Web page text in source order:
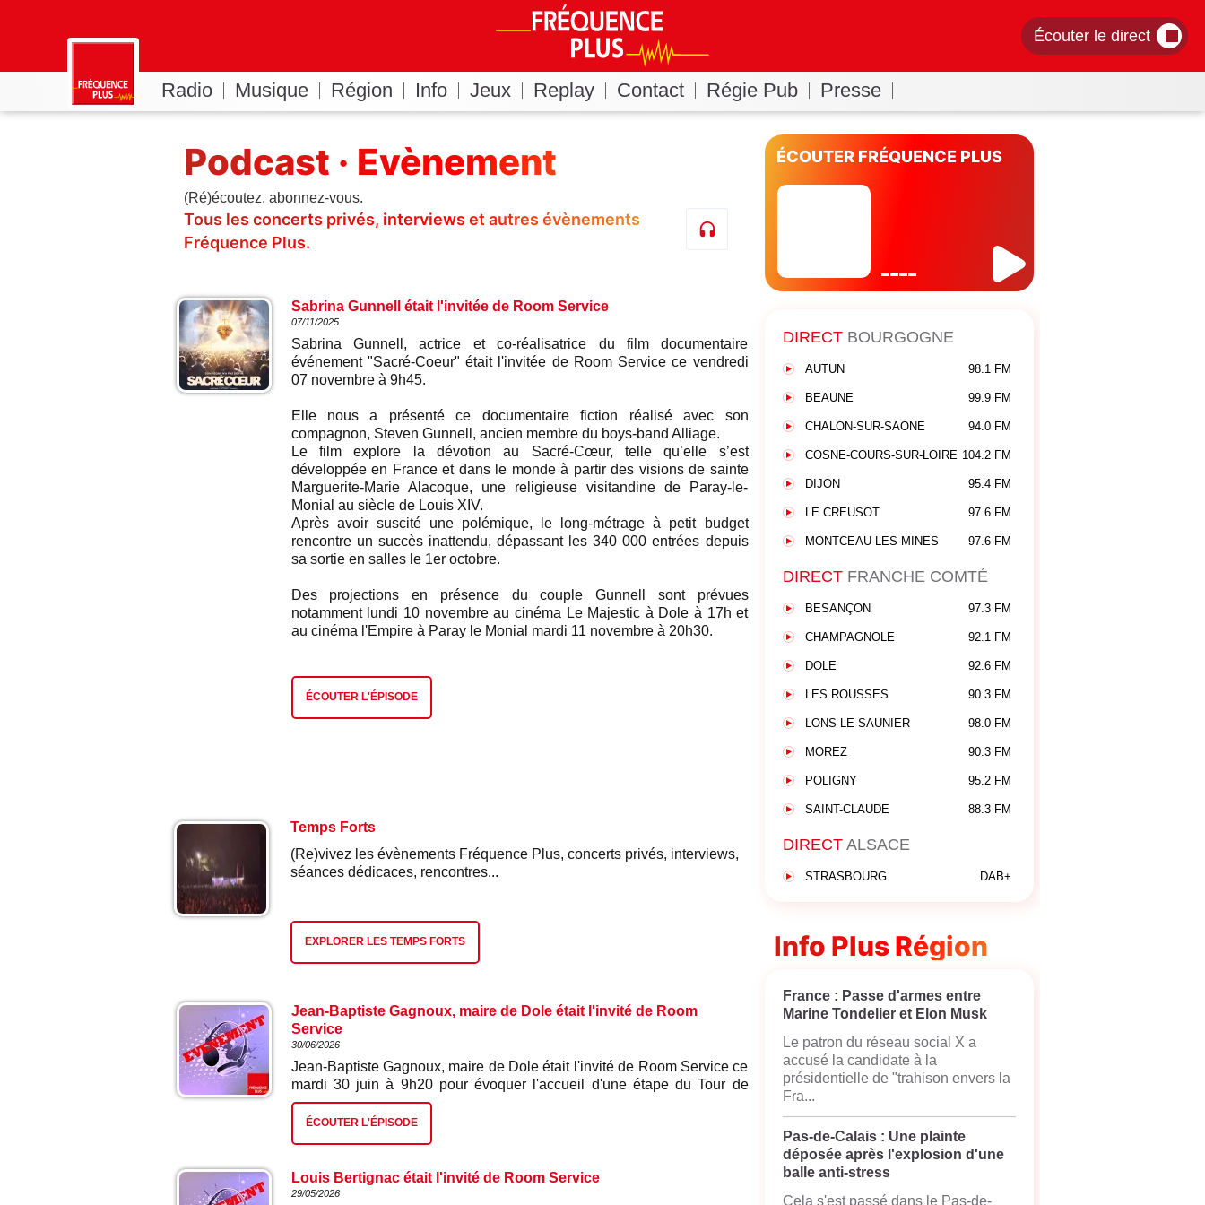
Écouter le direct
Radio Musique Région Info Jeux Replay Contact Régie Pub Presse
Podcast · Evènement
(Ré)écoutez, abonnez-vous.
Tous les concerts privés, interviews et autres évènements
Fréquence Plus.
Sabrina Gunnell était l'invitée de Room Service
07/11/2025
Sabrina Gunnell, actrice et co-réalisatrice du film documentaire
événement "Sacré-Coeur" était l'invitée de Room Service ce vendredi
07 novembre à 9h45.
Elle nous a présenté ce documentaire fiction réalisé avec son
compagnon, Steven Gunnell, ancien membre du boys-band Alliage.
Le film explore la dévotion au Sacré-Cœur, telle qu’elle s’est
développée en France et dans le monde à partir des visions de sainte
Marguerite-Marie Alacoque, une religieuse visitandine de Paray-le-
Monial au siècle de Louis XIV.
Après avoir suscité une polémique, le long-métrage à petit budget
rencontre un succès inattendu, dépassant les 340 000 entrées depuis
sa sortie en salles le 1er octobre.
Des projections en présence du couple Gunnell sont prévues
notamment lundi 10 novembre au cinéma Le Majestic à Dole à 17h et
au cinéma l'Empire à Paray le Monial mardi 11 novembre à 20h30.
ÉCOUTER L'ÉPISODE
Temps Forts
(Re)vivez les évènements Fréquence Plus, concerts privés, interviews,
séances dédicaces, rencontres...
EXPLORER LES TEMPS FORTS
Jean-Baptiste Gagnoux, maire de Dole était l'invité de Room
Service
30/06/2026
Jean-Baptiste Gagnoux, maire de Dole était l'invité de Room Service ce
mardi 30 juin à 9h20 pour évoquer l'accueil d'une étape du Tour de
France et le concert de rentrée de la ville du 29 août. Le 17 juillet, Dole
sera ville-départ de la 13ᵉ étape du Tour de France en direction de
Belfort. 4 ans après le grand départ de 2022. Quelques semaines plus
place Précipiano. Concert gratuit avec Amir en tête d'affiche, en
partenariat avec Fréquence Plus.
ÉCOUTER L'ÉPISODE
Louis Bertignac était l'invité de Room Service
29/05/2026
ÉCOUTER FRÉQUENCE PLUS
DIRECTBOURGOGNE
AUTUN 98.1 FM
BEAUNE 99.9 FM
CHALON-SUR-SAONE 94.0 FM
COSNE-COURS-SUR-LOIRE 104.2 FM
DIJON 95.4 FM
LE CREUSOT 97.6 FM
MONTCEAU-LES-MINES 97.6 FM
DIRECTFRANCHE COMTÉ
BESANÇON 97.3 FM
CHAMPAGNOLE 92.1 FM
DOLE 92.6 FM
LES ROUSSES 90.3 FM
LONS-LE-SAUNIER 98.0 FM
MOREZ 90.3 FM
POLIGNY 95.2 FM
SAINT-CLAUDE 88.3 FM
DIRECTALSACE
STRASBOURG DAB+
Info Plus Région
France : Passe d'armes entre
Marine Tondelier et Elon Musk
Le patron du réseau social X a
accusé la candidate à la
présidentielle de "trahison envers la
Fra...
Pas-de-Calais : Une plainte
déposée après l'explosion d'une
balle anti-stress
Cela s'est passé dans le Pas-de-